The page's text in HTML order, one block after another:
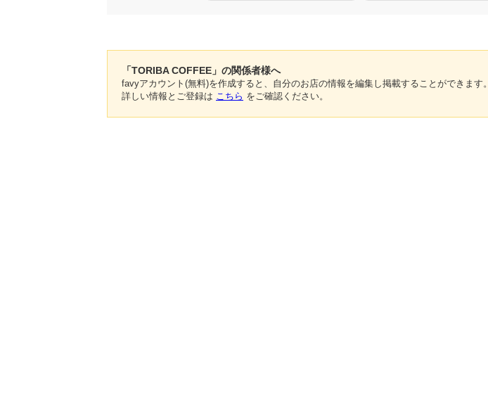
「TORIBA COFFEE」の関係者様へ
favyアカウント(無料)を作成すると、自分のお店の情報を編集し掲載することができます。
詳しい情報とご登録は こちら をご確認ください。